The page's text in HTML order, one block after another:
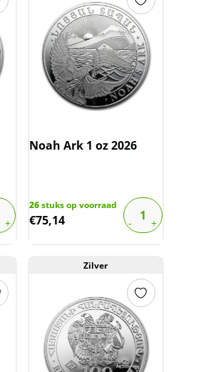
Noah Ark 1 oz 2026
26stuks op voorraad
€75,14
Zilver